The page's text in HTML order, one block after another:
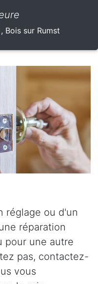
Bois sur Rumst
réglage ou d'un
réparation
pour une autre
pas, contactez-
vous